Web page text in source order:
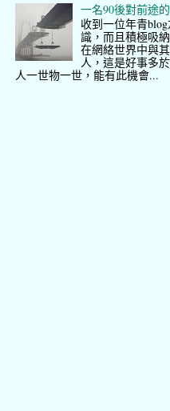
一名90後對前途
收到一位年青
識，而且積極吸
在網絡世界中與
人，這是好事多
人一世物一世，能有此機會...